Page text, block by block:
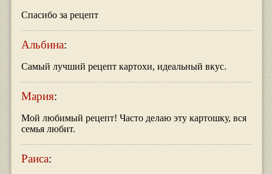
Спасибо за рецепт
Альбина:
Самый лучший рецепт картохи, идеальный вкус.
Мария:
Мой любимый рецепт! Часто делаю эту картошку, вся
семья любит.
Раиса: